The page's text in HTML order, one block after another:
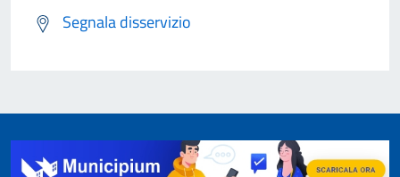
Segnala disservizio